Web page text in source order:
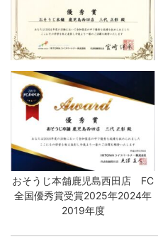
おそうじ本舗鹿児島西田店 FC
全国優秀賞受賞2025年2024年
2019年度